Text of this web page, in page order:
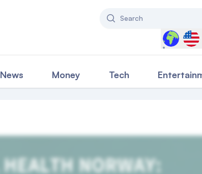
Search
Select a
News Money Tech